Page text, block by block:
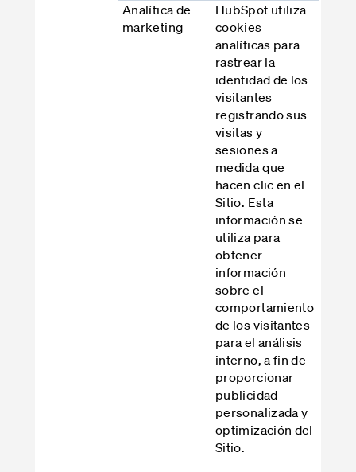
Analítica de
marketing
HubSpot utiliza
cookies
analíticas para
rastrear la
identidad de los
visitantes
registrando sus
visitas y
sesiones a
medida que
hacen clic en el
Sitio. Esta
información se
utiliza para
obtener
información
sobre el
comportamiento
de los visitantes
para el análisis
interno, a fin de
proporcionar
publicidad
personalizada y
optimización del
Sitio.